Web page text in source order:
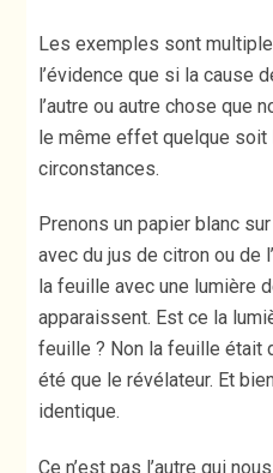
Les exemples sont
l’évidence que si la cause
l’autre ou autre chose que
le même effet quelque soit
circonstances.
Prenons un papier blanc
avec du jus de citron ou de
la feuille avec une lumière
apparaissent. Est ce la
feuille ? Non la feuille était
été que le révélateur. Et
identique.
Ce n’est pas l’autre qui